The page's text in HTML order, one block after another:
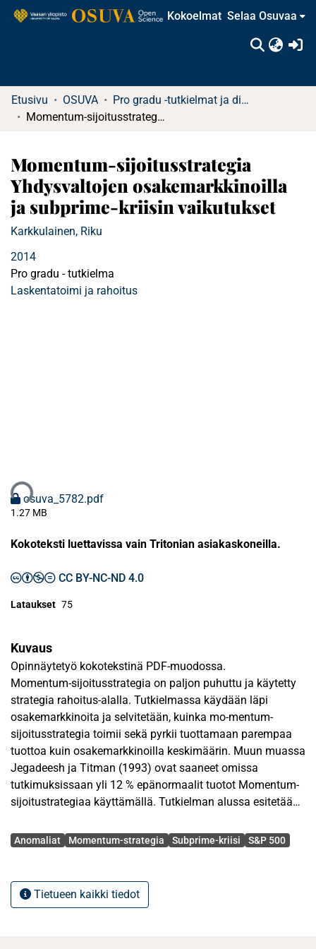
Kokoelmat Selaa Osuvaa
Etusivu OSUVA
Pro gradu -tutkielmat ja diplomityöt (rajattu saatavuus)
Momentum-sijoitusstrategia Yhdysvaltojen osakemarkkinoilla ja subprime-kriisin vaikutukset
Momentum-sijoitusstrategia
Yhdysvaltojen osakemarkkinoilla
ja subprime-kriisin vaikutukset
Karkkulainen, Riku
2014
Pro gradu - tutkielma
Laskentatoimi ja rahoitus
osuva_5782.pdf
1.27 MB
Kokoteksti luettavissa vain Tritonian asiakaskoneilla.
CC BY-NC-ND 4.0
Lataukset 75
Kuvaus
Opinnäytetyö kokotekstinä PDF-muodossa.
Momentum-sijoitusstrategia on paljon puhuttu ja käytetty
strategia rahoitus-alalla. Tutkielmassa käydään läpi
osakemarkkinoita ja selvitetään, kuinka mo-mentum-
sijoitusstrategia toimii sekä pyrkii tuottamaan parempaa
tuottoa kuin osakemarkkinoilla keskimäärin. Muun muassa
Jegadeesh ja Titman (1993) ovat saaneet omissa
tutkimuksissaan yli 12 % epänormaalit tuotot Momentum-
sijoitustrategiaa käyttämällä. Tutkielman alussa esitetään
pohditaan tehokkuuskäsitteitä sekä sen poikkeuksia, kuten
osakemarkkinoilla.
Avainsanat
Anomaliat Momentum-strategia Subprime-kriisi S&P 500
Tietueen kaikki tiedot